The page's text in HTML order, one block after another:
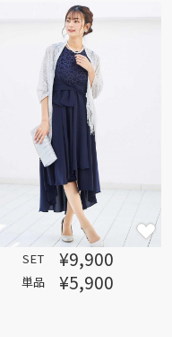
SET ¥9,900
単品 ¥5,900